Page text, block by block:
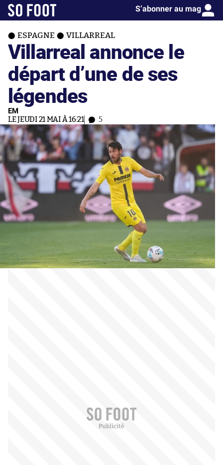
S’abonner au mag
ESPAGNE VILLARREAL
Villarreal annonce le
départ d’une de ses
légendes
EM
LE JEUDI 21 MAI À 16:21 5